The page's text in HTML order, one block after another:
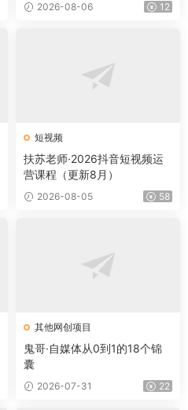
2026-08-06 12
短视频
扶苏老师·2026抖音短视频运
营课程（更新8月）
2026-08-05 58
其他网创项目
鬼哥·自媒体从0到1的18个锦
囊
2026-07-31 22